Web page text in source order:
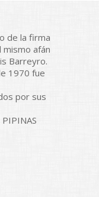
de la firma
mismo afán
Barreyro.
1970 fue
por sus